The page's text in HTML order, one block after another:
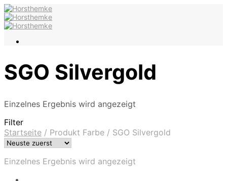
SGO Silvergold
Einzelnes Ergebnis wird angezeigt
Filter
Startseite / Produkt Farbe / SGO Silvergold
Einzelnes Ergebnis wird angezeigt